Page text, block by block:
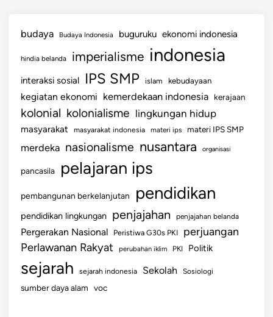
budaya Budaya Indonesia buguruku ekonomi indonesia
hindia belanda imperialisme indonesia
interaksi sosial IPS SMP islam kebudayaan
kegiatan ekonomi kemerdekaan indonesia kerajaan
kolonial kolonialisme lingkungan hidup
masyarakat masyarakat indonesia materi ips materi IPS SMP
merdeka nasionalisme nusantara organisasi
pancasila pelajaran ips
pembangunan berkelanjutan pendidikan
pendidikan lingkungan penjajahan penjajahan belanda
Pergerakan Nasional Peristiwa G30s PKI perjuangan
Perlawanan Rakyat perubahan iklim PKI Politik
sejarah sejarah indonesia Sekolah Sosiologi
sumber daya alam voc